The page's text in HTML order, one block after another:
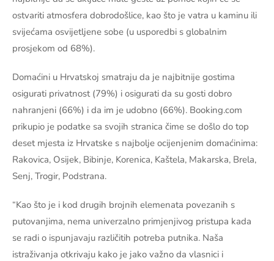
ostvariti atmosfera dobrodošlice, kao što je vatra u kaminu ili
svijećama osvijetljene sobe (u usporedbi s globalnim
prosjekom od 68%).
Domaćini u Hrvatskoj smatraju da je najbitnije gostima
osigurati privatnost (79%) i osigurati da su gosti dobro
nahranjeni (66%) i da im je udobno (66%). Booking.com
prikupio je podatke sa svojih stranica čime se došlo do top
deset mjesta iz Hrvatske s najbolje ocijenjenim domaćinima:
Rakovica, Osijek, Bibinje, Korenica, Kaštela, Makarska, Brela,
Senj, Trogir, Podstrana.
“Kao što je i kod drugih brojnih elemenata povezanih s
putovanjima, nema univerzalno primjenjivog pristupa kada
se radi o ispunjavaju različitih potreba putnika. Naša
istraživanja otkrivaju kako je jako važno da vlasnici i